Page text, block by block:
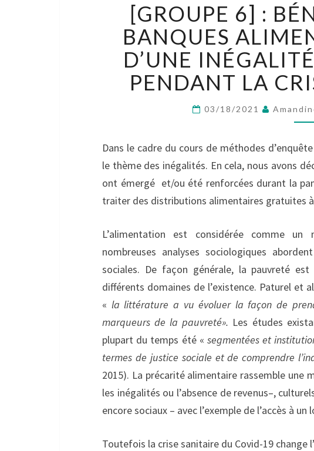
6]
:
[GROUPE 6] :
BANQUES
D’UNE
PENDANT LA
03/18/2021
Dans le cadre du cours de méthodes
le thème des inégalités. En cela, nous avons
ont émergé et/ou été renforcées durant la
traiter des distributions alimentaires gratuites
L’alimentation est considérée comme
nombreuses analyses sociologiques
sociales. De façon générale, la pauvreté
différents domaines de l’existence. Paturel et
« la littérature a vu évoluer la façon de
marqueurs de la pauvreté». Les études
plupart du temps été « segmentées et
termes de justice sociale et de comprendre
2015). La précarité alimentaire rassemble
les inégalités ou l’absence de revenus–,
encore sociaux – avec l’exemple de l’accès à un
Toutefois la crise sanitaire du Covid-19 change